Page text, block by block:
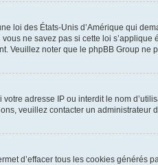
loi des États-Unis d’Amérique qui
ne savez pas si cette loi
Veuillez noter que le phpBB Group ne
adresse IP ou interdit le nom
veuillez contacter un administrateur
d’effacer tous les cookies